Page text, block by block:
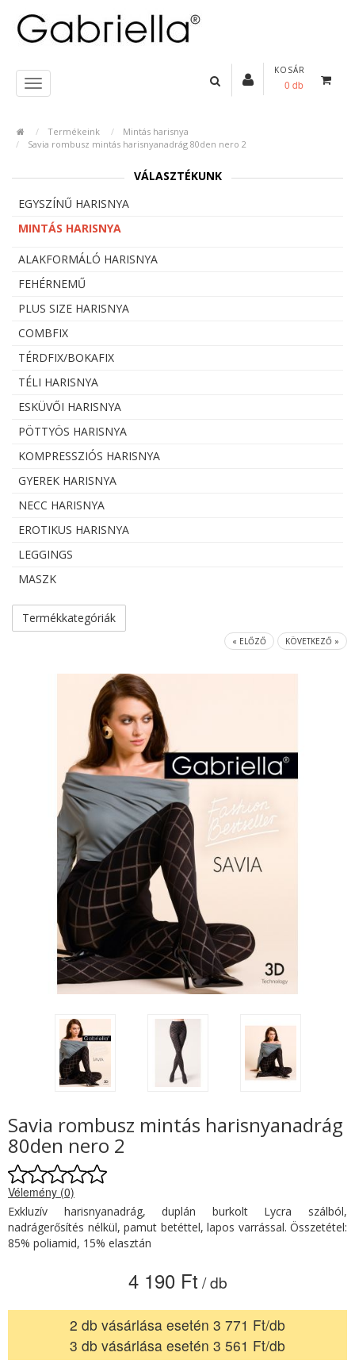
KOSÁR
0 db
Termékeink
Mintás harisnya
Savia rombusz mintás harisnyanadrág 80den nero 2
VÁLASZTÉKUNK
EGYSZÍNŰ HARISNYA
MINTÁS HARISNYA
ALAKFORMÁLÓ HARISNYA
FEHÉRNEMŰ
PLUS SIZE HARISNYA
COMBFIX
TÉRDFIX/BOKAFIX
TÉLI HARISNYA
ESKÜVŐI HARISNYA
PÖTTYÖS HARISNYA
KOMPRESSZIÓS HARISNYA
GYEREK HARISNYA
NECC HARISNYA
EROTIKUS HARISNYA
LEGGINGS
MASZK
Termékkategóriák
« ELŐZŐ KÖVETKEZŐ »
Savia rombusz mintás harisnyanadrág
80den nero 2
Vélemény (0)
Exkluzív harisnyanadrág, duplán burkolt Lycra szálból,
nadrágerősítés nélkül, pamut betéttel, lapos varrással. Összetétel:
85% poliamid, 15% elasztán
4 190 Ft / db
2 db vásárlása esetén 3 771 Ft/db
3 db vásárlása esetén 3 561 Ft/db